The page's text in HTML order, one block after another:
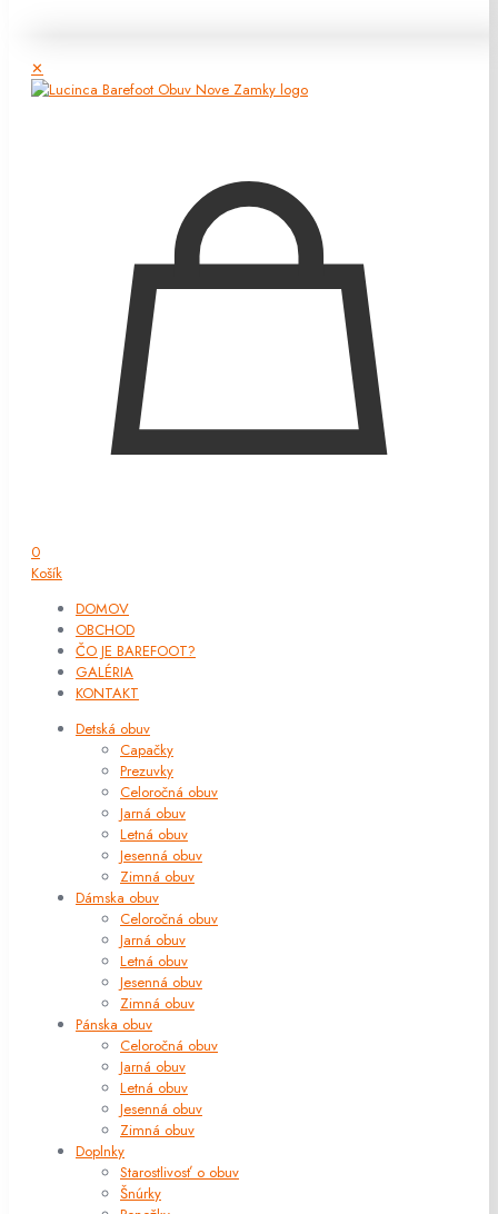
✕
0
Košík
DOMOV
OBCHOD
ČO JE BAREFOOT?
GALÉRIA
KONTAKT
Detská obuv
Capačky
Prezuvky
Celoročná obuv
Jarná obuv
Letná obuv
Jesenná obuv
Zimná obuv
Dámska obuv
Celoročná obuv
Jarná obuv
Letná obuv
Jesenná obuv
Zimná obuv
Pánska obuv
Celoročná obuv
Jarná obuv
Letná obuv
Jesenná obuv
Zimná obuv
Doplnky
Starostlivosť o obuv
Šnúrky